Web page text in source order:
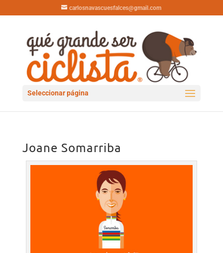
carlosnavascuesfalces@gmail.com
Seleccionar página
Joane Somarriba